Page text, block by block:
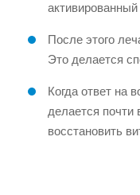
активированный
После этого
Это делается
Когда ответ на
делается почти
восстановить